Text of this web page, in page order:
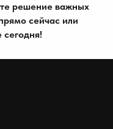
решение важных
сейчас или